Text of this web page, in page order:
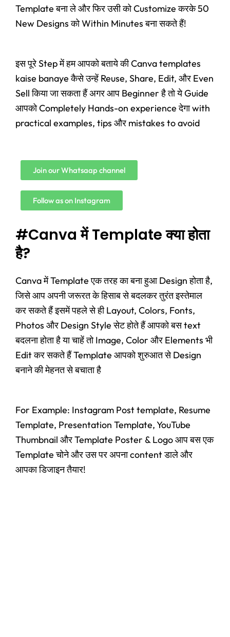
Template बना ले और फिर उसी को Customize करके 50
New Designs को Within Minutes बना सकते हैं!
इस पूरे Step में हम आपको बताये की Canva templates
kaise banaye कैसे उन्हें Reuse, Share, Edit, और Even
Sell किया जा सकता हैं अगर आप Beginner है तो ये Guide
आपको Completely Hands-on experience देगा with
practical examples, tips और mistakes to avoid
Join our Whatsaap channel
Follow as on Instagram
#Canva में Template क्या होता
है?
Canva में Template एक तरह का बना हुआ Design होता है,
जिसे आप अपनी जरूरत के हिसाब से बदलकर तुरंत इस्तेमाल
कर सकते हैं इसमें पहले से ही Layout, Colors, Fonts,
Photos और Design Style सेट होते हैं आपको बस text
बदलना होता है या चाहें तो Image, Color और Elements भी
Edit कर सकते हैं Template आपको शुरुआत से Design
बनाने की मेहनत से बचाता है
For Example: Instagram Post template, Resume
Template, Presentation Template, YouTube
Thumbnail और Template Poster & Logo आप बस एक
Template चोने और उस पर अपना content डाले और
आपका डिजाइन तैयार!